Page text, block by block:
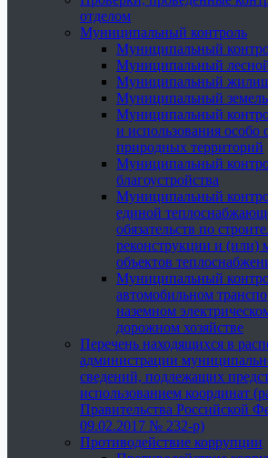
отделом
Муниципальный контроль
Муниципальный
Муниципальный
Муниципальный
Муниципальный
Муниципальный
и использования особо
природных территорий
Муниципальный
благоустройства
Муниципальный
единой
обязательств по
реконструкции и (или)
объектов
Муниципальный
автомобильном
наземном
дорожном хозяйстве
Перечень находящихся в
администрации
сведений, подлежащих
использованием координат
Правительства Российской
09.02.2017 № 232-р)
Противодействие коррупции